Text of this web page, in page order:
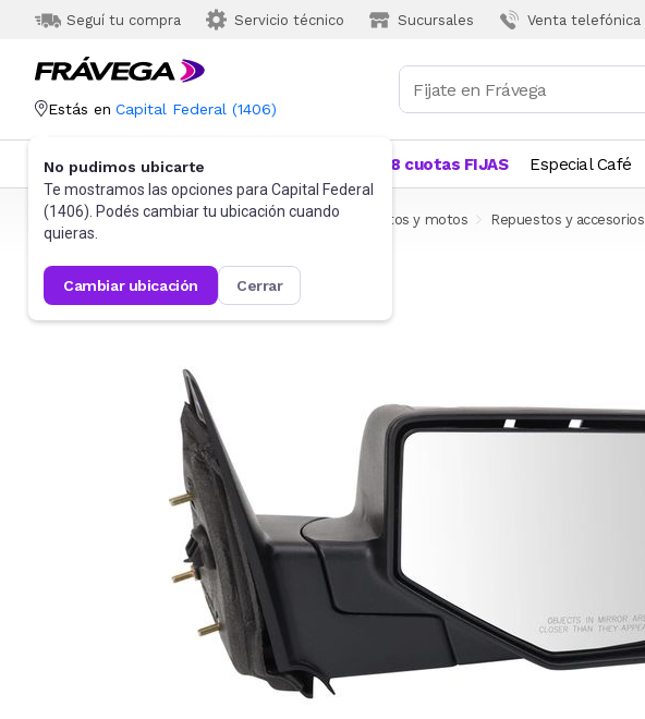
Seguí tu compra Servicio técnico Sucursales Venta telefónica
Estás en Capital Federal (1406)
No pudimos ubicarte
Te mostramos las opciones para Capital Federal
(1406). Podés cambiar tu ubicación cuando
quieras.
cambiar ubicación cerrar
Categorías Más Vendidos 18 cuotas FIJAS Especial Café
Frávega Autos, Motos y Otros Accesorios para autos y motos Repuestos y accesorios